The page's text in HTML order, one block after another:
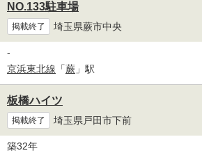
NO.133駐車場
掲載終了 埼玉県蕨市中央
-
京浜東北線 「蕨 」駅
板橋ハイツ
掲載終了 埼玉県戸田市下前
築32年